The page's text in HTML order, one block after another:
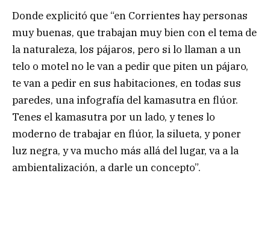
Donde explicitó que “en Corrientes hay personas
muy buenas, que trabajan muy bien con el tema de
la naturaleza, los pájaros, pero si lo llaman a un
telo o motel no le van a pedir que piten un pájaro,
te van a pedir en sus habitaciones, en todas sus
paredes, una infografía del kamasutra en flúor.
Tenes el kamasutra por un lado, y tenes lo
moderno de trabajar en flúor, la silueta, y poner
luz negra, y va mucho más allá del lugar, va a la
ambientalización, a darle un concepto”.